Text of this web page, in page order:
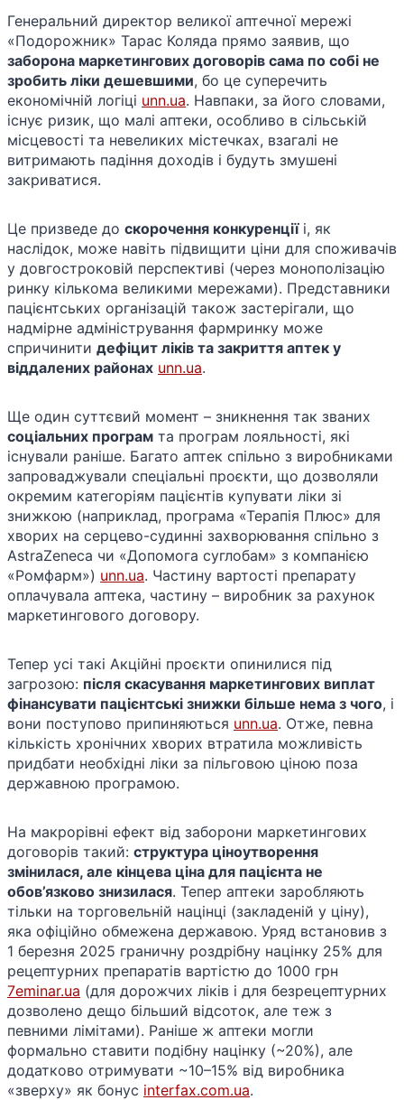
Генеральний директор великої аптечної мережі
«Подорожник» Тарас Коляда прямо заявив, що
заборона маркетингових договорів сама по собі не
зробить ліки дешевшими, бо це суперечить
економічній логіці unn.ua​. Навпаки, за його словами,
існує ризик, що малі аптеки, особливо в сільській
місцевості та невеликих містечках, взагалі не
витримають падіння доходів і будуть змушені
закриватися​.
Це призведе до скорочення конкуренціїі, як
наслідок, може навіть підвищити ціни для споживачів
у довгостроковій перспективі (через монополізацію
ринку кількома великими мережами). Представники
пацієнтських організацій також застерігали, що
надмірне адміністрування фармринку може
спричинити дефіцит ліків та закриття аптек у
віддалених районах unn.ua.
Ще один суттєвий момент – зникнення так званих
соціальних програм та програм лояльності, які
існували раніше. Багато аптек спільно з виробниками
запроваджували спеціальні проєкти, що дозволяли
окремим категоріям пацієнтів купувати ліки зі
знижкою (наприклад, програма «Терапія Плюс» для
хворих на серцево-судинні захворювання спільно з
AstraZeneca чи «Допомога суглобам» з компанією
«Ромфарм»)​ unn.ua. Частину вартості препарату
оплачувала аптека, частину – виробник за рахунок
маркетингового договору​.
Тепер усі такі Акційні проєкти опинилися під
загрозою: після скасування маркетингових виплат
фінансувати пацієнтські знижки більше нема з чого, і
вони поступово припиняються​ unn.ua. Отже, певна
кількість хронічних хворих втратила можливість
придбати необхідні ліки за пільговою ціною поза
державною програмою.
На макрорівні ефект від заборони маркетингових
договорів такий: структура ціноутворення
змінилася, але кінцева ціна для пацієнта не
обов’язково знизилася. Тепер аптеки заробляють
тільки на торговельній націнці (закладеній у ціну),
яка офіційно обмежена державою. Уряд встановив з
1 березня 2025 граничну роздрібну націнку 25% для
рецептурних препаратів вартістю до 1000 грн​
7eminar.ua (для дорожчих ліків і для безрецептурних
дозволено дещо більший відсоток, але теж з
певними лімітами). Раніше ж аптеки могли
формально ставити подібну націнку (~20%), але
додатково отримувати ~10–15% від виробника
«зверху» як бонус​ interfax.com.ua.